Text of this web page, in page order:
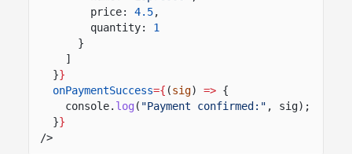
price:
4.5,
quantity:
1
}
]
}}
onPaymentSuccess={ (sig) => {
console. log ( "Payment confirmed:" , sig);
}}
/>